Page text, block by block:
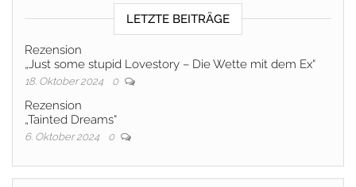
LETZTE BEITRÄGE
Rezension
„Just some stupid Lovestory – Die Wette mit dem Ex“
18. Oktober 2024 0
Rezension
„Tainted Dreams“
6. Oktober 2024 0